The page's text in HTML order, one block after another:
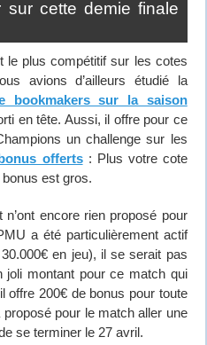
sur cette demie finale
le plus compétitif sur les cotes
avions d’ailleurs étudié la
bookmakers sur la saison
en tête. Aussi, il offre pour ce
un challenge sur les
offerts: Plus votre cote
est gros.
encore rien proposé pour
a été particulièrement actif
en jeu), il se serait pas
joli montant pour ce match qui
offre 200€ de bonus pour toute
pour le match aller une
se terminer le 27 avril.